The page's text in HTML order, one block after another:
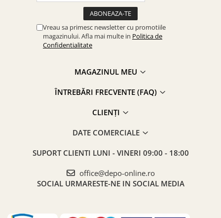
Vreau sa primesc newsletter cu promotiile
magazinului. Afla mai multe in Politica de
Confidentialitate
MAGAZINUL MEU
ÎNTREBĂRI FRECVENTE (FAQ)
CLIENȚI
DATE COMERCIALE
SUPORT CLIENTI LUNI - VINERI 09:00 - 18:00
office@depo-online.ro
SOCIAL URMARESTE-NE IN SOCIAL MEDIA